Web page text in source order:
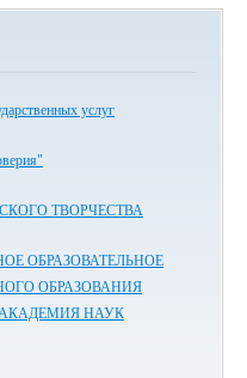
услуг
ТВОРЧЕСТВА
ОБРАЗОВАТЕЛЬНОЕ
ОБРАЗОВАНИЯ
НАУК